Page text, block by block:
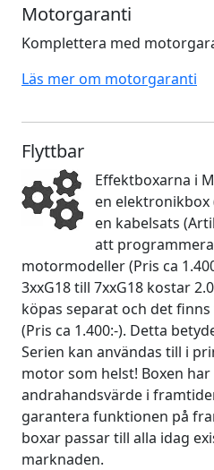
Motorgaranti
Komplettera med
Läs mer om motorgaranti
Flyttbar
Effektboxarna i
en elektronikbox
en kabelsats
att
motormodeller (Pris ca
3xxG18 till 7xxG18 kostar
köpas separat och det
(Pris ca 1.400:-). Detta
Serien kan användas till i
motor som helst! Boxen
andrahandsvärde i
garantera funktionen på
boxar passar till alla idag
marknaden.